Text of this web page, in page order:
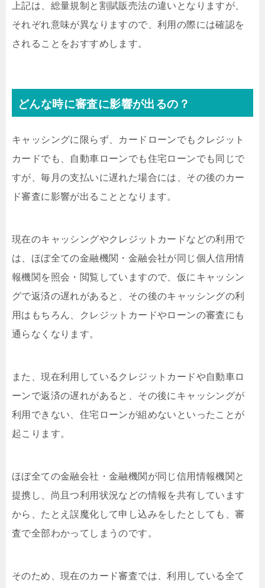
上記は、総量規制と割賦販売法の違いとなりますが、
それぞれ意味が異なりますので、利用の際には確認を
されることをおすすめします。
どんな時に審査に影響が出るの？
キャッシングに限らず、カードローンでもクレジット
カードでも、自動車ローンでも住宅ローンでも同じで
すが、毎月の支払いに遅れた場合には、その後のカー
ド審査に影響が出ることとなります。
現在のキャッシングやクレジットカードなどの利用で
は、ほぼ全ての金融機関・金融会社が同じ個人信用情
報機関を照会・閲覧していますので、仮にキャッシン
グで返済の遅れがあると、その後のキャッシングの利
用はもちろん、クレジットカードやローンの審査にも
通らなくなります。
また、現在利用しているクレジットカードや自動車ロ
ーンで返済の遅れがあると、その後にキャッシングが
利用できない、住宅ローンが組めないといったことが
起こります。
ほぼ全ての金融会社・金融機関が同じ信用情報機関と
提携し、尚且つ利用状況などの情報を共有しています
から、たとえ誤魔化して申し込みをしたとしても、審
査で全部わかってしまうのです。
そのため、現在のカード審査では、利用している全て